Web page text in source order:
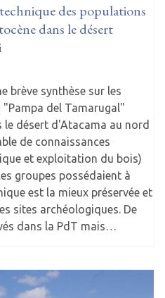
des populations
dans le désert
brève synthèse sur les
"Pampa del Tamarugal"
le désert d'Atacama au nord
de connaissances
et exploitation du bois)
groupes possédaient à
est la mieux préservée et
sites archéologiques. De
dans la PdT mais…